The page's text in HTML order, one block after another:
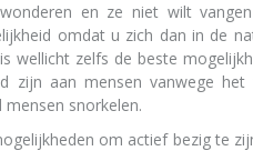
en ze niet wilt
omdat u zich dan in de
wellicht zelfs de beste
zijn aan mensen vanwege
snorkelen.
om actief bezig te